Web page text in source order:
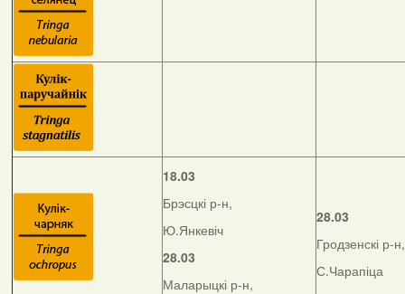
18.03
Брэсцкі р-н,
Ю.Янкевіч
28.03
Маларыцкі р-н,
28.03
Гродзенскі р-н,
С.Чарапіца